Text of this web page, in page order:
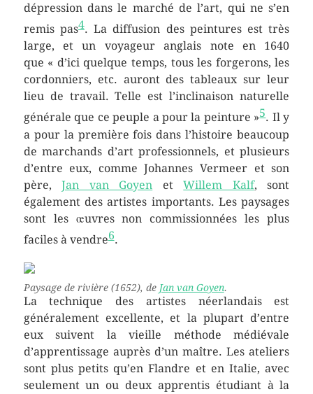
dépression dans le marché de l’art, qui ne s’en
remis pas4. La diffusion des peintures est très
large, et un voyageur anglais note en 1640
que « d’ici quelque temps, tous les forgerons, les
cordonniers, etc. auront des tableaux sur leur
lieu de travail. Telle est l’inclinaison naturelle
générale que ce peuple a pour la peinture »5. Il y
a pour la première fois dans l’histoire beaucoup
de marchands d’art professionnels, et plusieurs
d’entre eux, comme Johannes Vermeer et son
père,Jan van Goyen etWillem Kalf, sont
également des artistes importants. Les paysages
sont les œuvres non commissionnées les plus
faciles à vendre6.
Paysage de rivière(1652), de Jan van Goyen.
La technique des artistes néerlandais est
généralement excellente, et la plupart d’entre
eux suivent la vieille méthode médiévale
d’apprentissage auprès d’un maître. Les ateliers
sont plus petits qu’en Flandre et en Italie, avec
seulement un ou deux apprentis étudiant à la